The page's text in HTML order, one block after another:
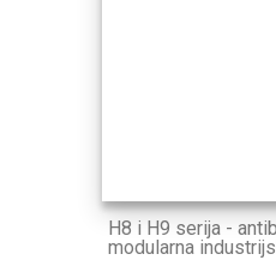
H8 i H9 serija -
modularna